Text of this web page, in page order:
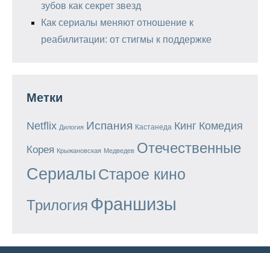
зубов как секрет звезд
Как сериалы меняют отношение к
реабилитации: от стигмы к поддержке
Метки
Netflix Дилогия Испания Кастанеда Кинг Комедия
Корея Крыжановская Медведев Отечественные
Сериалы Старое кино
Трилогия Франшизы